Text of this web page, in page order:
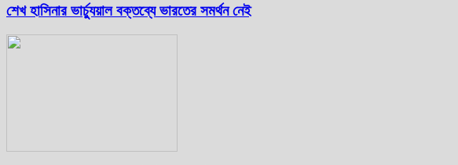
শেখ হাসিনার ভার্চ্যুয়াল বক্তব্যে ভারতের সমর্থন নেই